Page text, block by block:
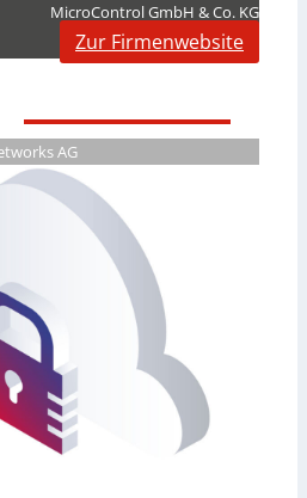
MicroControl GmbH & Co. KG
Zur Firmenwebsite
AG